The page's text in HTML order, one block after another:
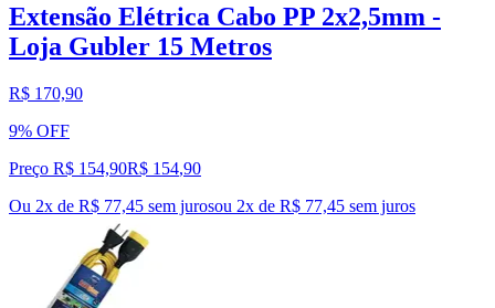
Extensão Elétrica Cabo PP 2x2,5mm -
Loja Gubler 15 Metros
R$ 170,90
9% OFF
Preço R$ 154,90R$ 154,90
Ou 2x de R$ 77,45 sem jurosou 2x de R$ 77,45 sem juros